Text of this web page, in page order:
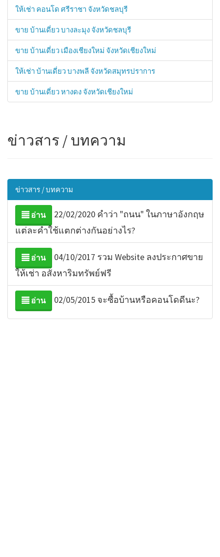
ให้เช่า คอนโด ศรีราชา จังหวัดชลบุรี
ขาย บ้านเดี่ยว บางละมุง จังหวัดชลบุรี
ขาย บ้านเดี่ยว เมืองเชียงใหม่ จังหวัดเชียงใหม่
ให้เช่า บ้านเดี่ยว บางพลี จังหวัดสมุทรปราการ
ขาย บ้านเดี่ยว หางดง จังหวัดเชียงใหม่
ข่าวสาร / บทความ
ข่าวสาร / บทความ
อ่าน
22/02/2020 คำว่า "ถนน" ในภาษาอังกฤษ
แต่ละคำใช้แตกต่างกันอย่างไร?
อ่าน
04/10/2017 รวม Website ลงประกาศขาย
ให้เช่า อสังหาริมทรัพย์ฟรี
อ่าน 02/05/2015 จะซื้อบ้านหรือคอนโดดีนะ?